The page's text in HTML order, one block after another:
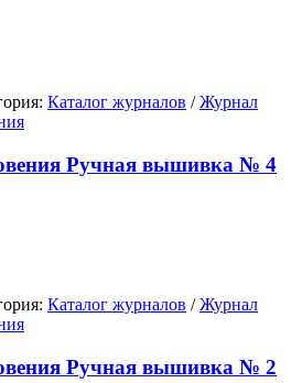
Каталог журналов /Журнал
Ручная вышивка № 4
Каталог журналов /Журнал
Ручная вышивка № 2